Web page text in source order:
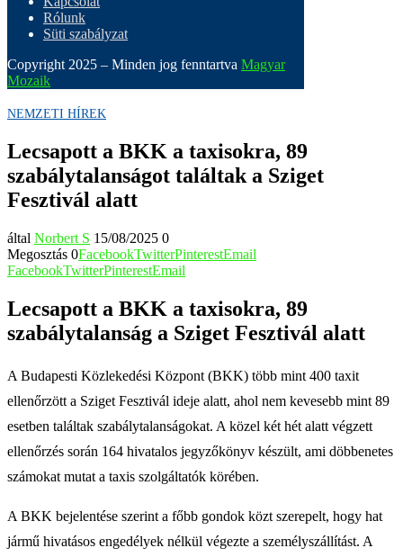
Rólunk
Süti szabályzat
Copyright 2025 – Minden jog fenntartva Magyar
Mozaik
NEMZETI HÍREK
Lecsapott a BKK a taxisokra, 89
szabálytalanságot találtak a Sziget
Fesztivál alatt
által Norbert S 15/08/2025 0
Megosztás 0FacebookTwitterPinterestEmail
FacebookTwitterPinterestEmail
Lecsapott a BKK a taxisokra, 89
szabálytalanság a Sziget Fesztivál alatt
A Budapesti Közlekedési Központ (BKK) több mint 400 taxit
ellenőrzött a Sziget Fesztivál ideje alatt, ahol nem kevesebb mint 89
esetben találtak szabálytalanságokat. A közel két hét alatt végzett
ellenőrzés során 164 hivatalos jegyzőkönyv készült, ami döbbenetes
számokat mutat a taxis szolgáltatók körében.
A BKK bejelentése szerint a főbb gondok közt szerepelt, hogy hat
jármű hivatásos engedélyek nélkül végezte a személyszállítást. A